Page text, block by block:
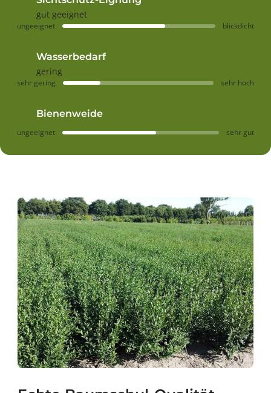
gut geeignet
ungeeignet blickdicht
Wasserbedarf
gering
sehr gering sehr hoch
Bienenweide
ungeeignet sehr gut